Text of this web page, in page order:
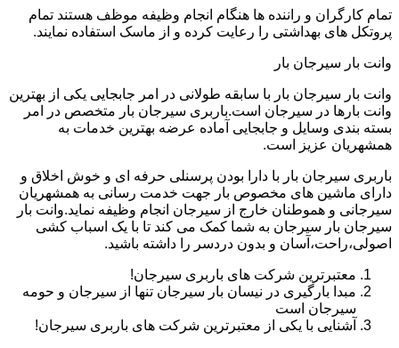
تمام کارگران و راننده ها هنگام انجام وظیفه موظف هستند تمام
پروتکل های بهداشتی را رعایت کرده و از ماسک استفاده نمایند.
وانت بار سیرجان بار
وانت بار سیرجان بار با سابقه طولانی در امر جابجایی یکی از بهترین
وانت بارها در سیرجان است.باربری سیرجان بار متخصص در امر
بسته بندی وسایل و جابجایی آماده عرضه بهترین خدمات به
همشهریان عزیز است.
باربری سیرجان بار با دارا بودن پرسنلی حرفه ای و خوش اخلاق و
دارای ماشین های مخصوص بار جهت خدمت رسانی به همشهریان
سیرجانی و هموطنان خارج از سیرجان انجام وظیفه نماید.وانت بار
سیرجان بار سیرجان به شما کمک می کند تا با یک اسباب کشی
اصولی،راحت،آسان و بدون دردسر را داشته باشید.
معتبرترین شرکت های باربری سیرجان!
مبدا بارگیری در نیسان بار سیرجان تنها از سیرجان و حومه
سیرجان است
آشنایی با یکی از معتبرترین شرکت های باربری سیرجان!